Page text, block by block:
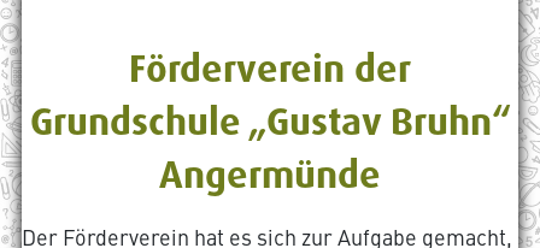
Förderverein der
Grundschule „Gustav Bruhn“
Angermünde
Der Förderverein hat es sich zur Aufgabe gemacht,